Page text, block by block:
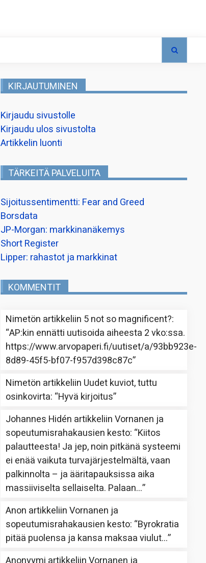
KIRJAUTUMINEN
Kirjaudu sivustolle
Kirjaudu ulos sivustolta
Artikkelin luonti
TÄRKEITÄ PALVELUITA
Sijoitussentimentti: Fear and Greed
Borsdata
JP-Morgan: markkinanäkemys
Short Register
Lipper: rahastot ja markkinat
KOMMENTIT
Nimetön artikkeliin 5 not so magnificent?:
“AP:kin ennätti uutisoida aiheesta 2 vko:ssa.
https://www.arvopaperi.fi/uutiset/a/93bb923e-
8d89-45f5-bf07-f957d398c87c”
Nimetön artikkeliin Uudet kuviot, tuttu
osinkovirta: “Hyvä kirjoitus”
Johannes Hidén artikkeliinVornanen ja
sopeutumisrahakausien kesto: “Kiitos
palautteesta! Ja jep, noin pitkänä systeemi
ei enää vaikuta turvajärjestelmältä, vaan
palkinnolta – ja ääritapauksissa aika
massiiviselta sellaiselta. Palaan…”
Anon artikkeliinVornanen ja
sopeutumisrahakausien kesto: “Byrokratia
pitää puolensa ja kansa maksaa viulut…”